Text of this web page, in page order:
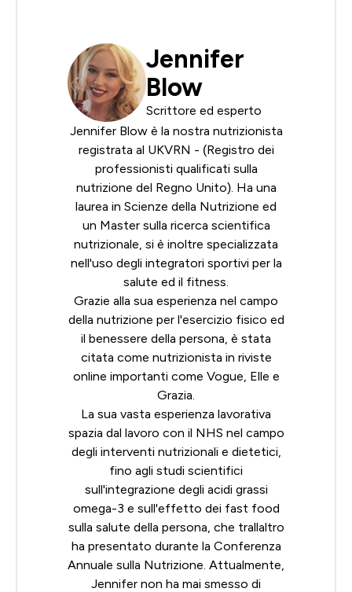
Jennifer
Blow
Scrittore ed esperto
Jennifer Blow è la nostra nutrizionista
registrata al UKVRN - (Registro dei
professionisti qualificati sulla
nutrizione del Regno Unito). Ha una
laurea in Scienze della Nutrizione ed
un Master sulla ricerca scientifica
nutrizionale, si è inoltre specializzata
nell'uso degli integratori sportivi per la
salute ed il fitness.
Grazie alla sua esperienza nel campo
della nutrizione per l'esercizio fisico ed
il benessere della persona, è stata
citata come nutrizionista in riviste
online importanti come Vogue, Elle e
Grazia.
La sua vasta esperienza lavorativa
spazia dal lavoro con il NHS nel campo
degli interventi nutrizionali e dietetici,
fino agli studi scientifici
sull'integrazione degli acidi grassi
omega-3 e sull'effetto dei fast food
sulla salute della persona, che trallaltro
ha presentato durante la Conferenza
Annuale sulla Nutrizione. Attualmente,
Jennifer non ha mai smesso di